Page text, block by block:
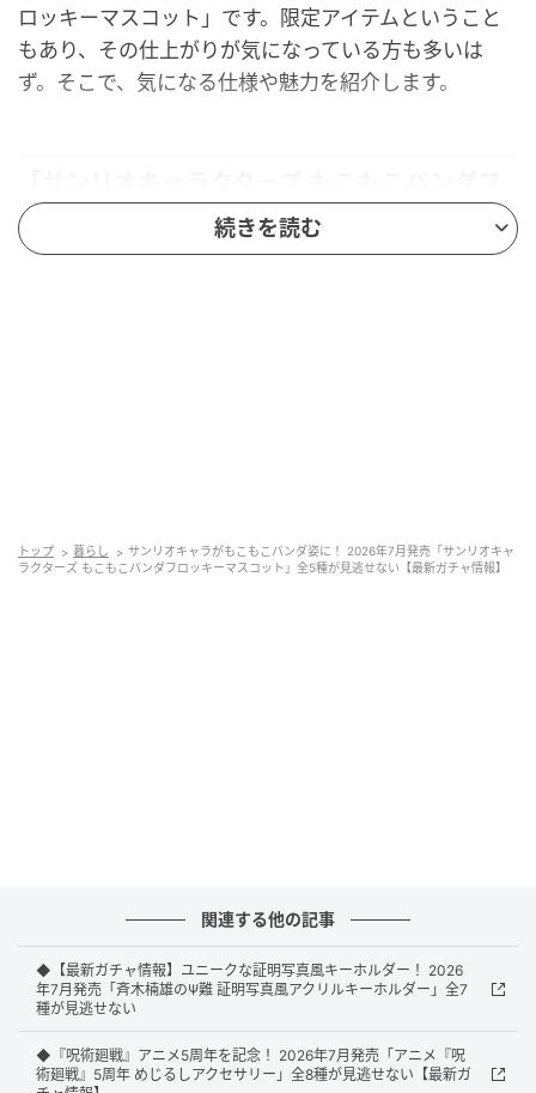
ロッキーマスコット」です。限定アイテムということ
もあり、その仕上がりが気になっている方も多いは
ず。そこで、気になる仕様や魅力を紹介します。
ロッキーマスコット」が見逃せない！
もこもこパンダ姿に変身したサンリオキャラ
クターズが可愛すぎる！
サンリオキャラクターズたちが、フロッキー加工を施
続きを読む
トップ 暮らし
サンリオキャラがもこもこパンダ姿に！ 2026年7月発売「サンリオキャ
ラクターズ もこもこパンダフロッキーマスコット」全5種が見逃せない【最新ガチャ情報】
関連する他の記事
◆【最新ガチャ情報】ユニークな証明写真風キーホルダー！ 2026
年7月発売「斉木楠雄のΨ難 証明写真風アクリルキーホルダー」全7
種が見逃せない
◆『呪術廻戦』アニメ5周年を記念！ 2026年7月発売「アニメ『呪
術廻戦』5周年 めじるしアクセサリー」全8種が見逃せない【最新ガ